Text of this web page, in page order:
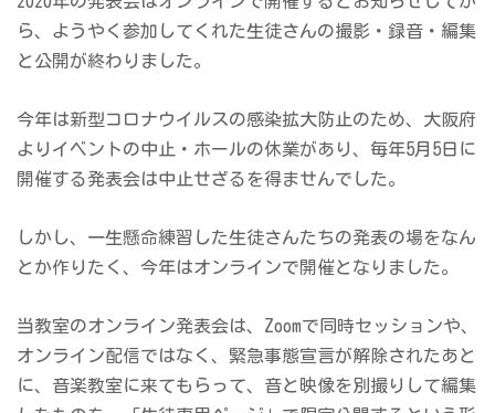
ら、ようやく参加してくれた生徒さんの撮影・録音・編集
と公開が終わりました。
今年は新型コロナウイルスの感染拡大防止のため、大阪府
よりイベントの中止・ホールの休業があり、毎年5月5日に
開催する発表会は中止せざるを得ませんでした。
しかし、一生懸命練習した生徒さんたちの発表の場をなん
とか作りたく、今年はオンラインで開催となりました。
当教室のオンライン発表会は、Zoomで同時セッションや、
オンライン配信ではなく、緊急事態宣言が解除されたあと
に、音楽教室に来てもらって、音と映像を別撮りして編集